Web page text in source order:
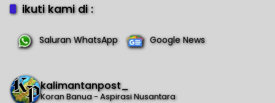
ikuti kami di :
Saluran WhatsApp Google News
kalimantanpost_
Koran Banua - Aspirasi Nusantara